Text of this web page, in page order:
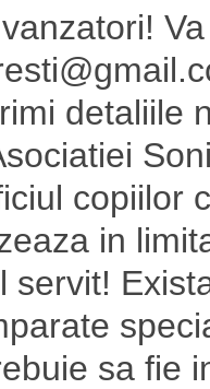
detaliile
copiilor
in
servit!
sa fie